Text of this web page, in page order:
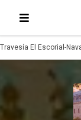
El Escorial-